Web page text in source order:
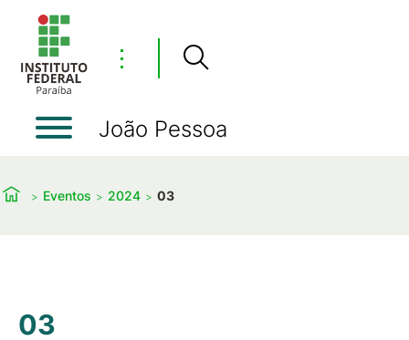
⋮
João Pessoa
Eventos 2024 03
03